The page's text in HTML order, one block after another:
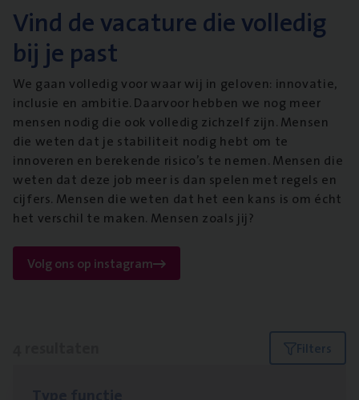
Vind de vacature die volledig
bij je past
We gaan volledig voor waar wij in geloven: innovatie,
inclusie en ambitie. Daarvoor hebben we nog meer
mensen nodig die ook volledig zichzelf zijn. Mensen
die weten dat je stabiliteit nodig hebt om te
innoveren en berekende risico’s te nemen. Mensen die
weten dat deze job meer is dan spelen met regels en
cijfers. Mensen die weten dat het een kans is om écht
het verschil te maken. Mensen zoals jij?
Volg ons op instagram
Filters